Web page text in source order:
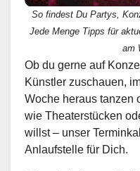
So findest Du Partys,
Jede Menge Tipps für
am
Ob du gerne auf
Künstler zuschauen,
Woche heraus tanzen
wie Theaterstücken
willst – unser
Anlaufstelle für Dich.